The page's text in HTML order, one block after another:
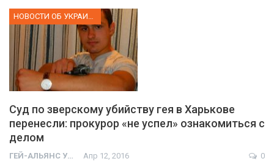
НОВОСТИ ОБ УКРАИНЕ
Суд по зверскому убийству гея в Харькове
перенесли: прокурор «не успел» ознакомиться с
делом
ГЕЙ-АЛЬЯНС УКРАИНА Апр 12, 2016
0